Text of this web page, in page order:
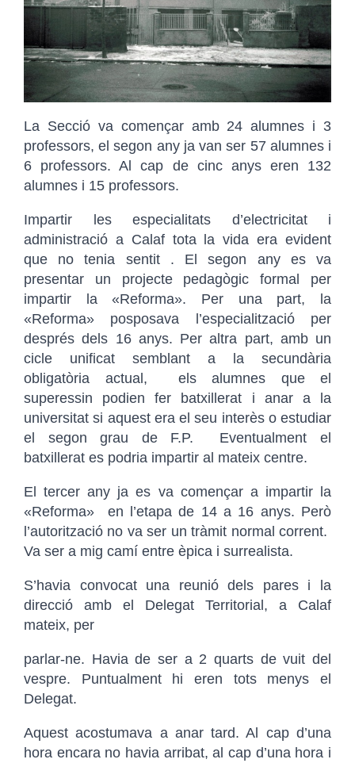
La Secció va començar amb 24 alumnes i 3
professors, el segon any ja van ser 57 alumnes i
6 professors. Al cap de cinc anys eren 132
alumnes i 15 professors.
Impartir les especialitats d’electricitat i
administració a Calaf tota la vida era evident
que no tenia sentit . El segon any es va
presentar un projecte pedagògic formal per
impartir la «Reforma». Per una part, la
«Reforma» posposava l’especialització per
després dels 16 anys. Per altra part, amb un
cicle unificat semblant a la secundària
obligatòria actual, els alumnes que el
superessin podien fer batxillerat i anar a la
universitat si aquest era el seu interès o estudiar
el segon grau de F.P. Eventualment el
batxillerat es podria impartir al mateix centre.
El tercer any ja es va començar a impartir la
«Reforma» en l’etapa de 14 a 16 anys. Però
l’autorització no va ser un tràmit normal corrent.
Va ser a mig camí entre èpica i surrealista.
S’havia convocat una reunió dels pares i la
direcció amb el Delegat Territorial, a Calaf
mateix, per
parlar-ne. Havia de ser a 2 quarts de vuit del
vespre. Puntualment hi eren tots menys el
Delegat.
Aquest acostumava a anar tard. Al cap d’una
hora encara no havia arribat, al cap d’una hora i